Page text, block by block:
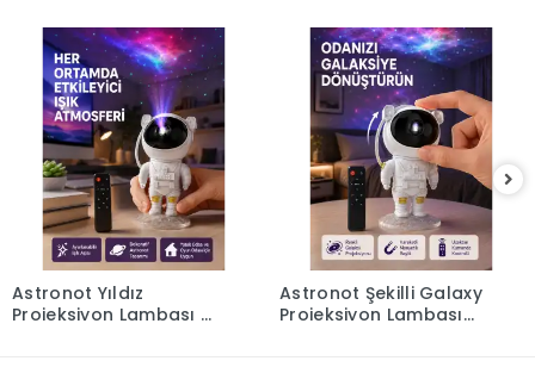
Astronot Yıldız
Projeksiyon Lambası 8
Astronot Şekilli Galaxy
Projeksiyon Lambası